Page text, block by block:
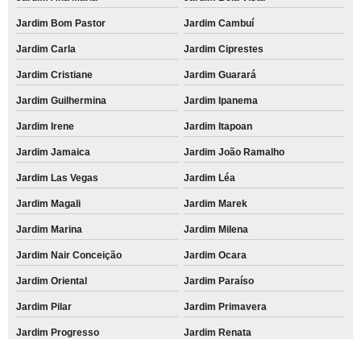
Jardim Bom Pastor Jardim Cambuí
Jardim Carla Jardim Ciprestes
Jardim Cristiane Jardim Guarará
Jardim Guilhermina Jardim Ipanema
Jardim Irene Jardim Itapoan
Jardim Jamaica Jardim João Ramalho
Jardim Las Vegas Jardim Léa
Jardim Magali Jardim Marek
Jardim Marina Jardim Milena
Jardim Nair Conceição Jardim Ocara
Jardim Oriental Jardim Paraíso
Jardim Pilar Jardim Primavera
Jardim Progresso Jardim Renata